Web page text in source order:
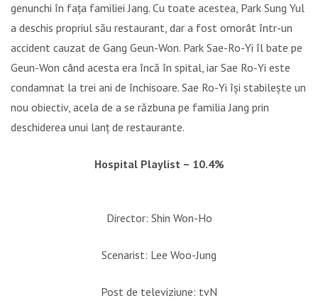
genunchi în fața familiei Jang. Cu toate acestea, Park Sung Yul
a deschis propriul său restaurant, dar a fost omorât într-un
accident cauzat de Gang Geun-Won. Park Sae-Ro-Yi îl bate pe
Geun-Won când acesta era încă în spital, iar Sae Ro-Yi este
condamnat la trei ani de închisoare. Sae Ro-Yi își stabilește un
nou obiectiv, acela de a se răzbuna pe familia Jang prin
deschiderea unui lanț de restaurante.
Hospital Playlist – 10.4%
Director: Shin Won-Ho
Scenarist: Lee Woo-Jung
Post de televiziune: tvN